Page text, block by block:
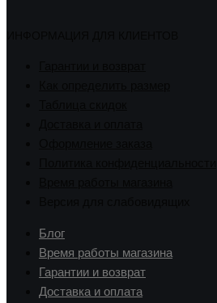
Блог
Время работы магазина
Гарантии и возврат
Доставка и оплата